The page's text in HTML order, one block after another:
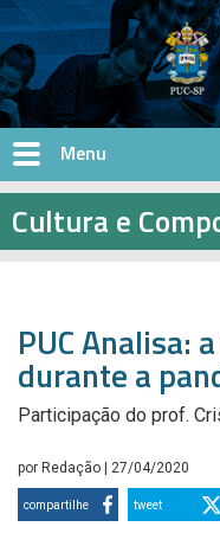
Pular para o conteúdo
Cultura e
PUC Analisa:
durante a
Participação do prof.
por Redação | 27/04/2020
compartilhe tweet